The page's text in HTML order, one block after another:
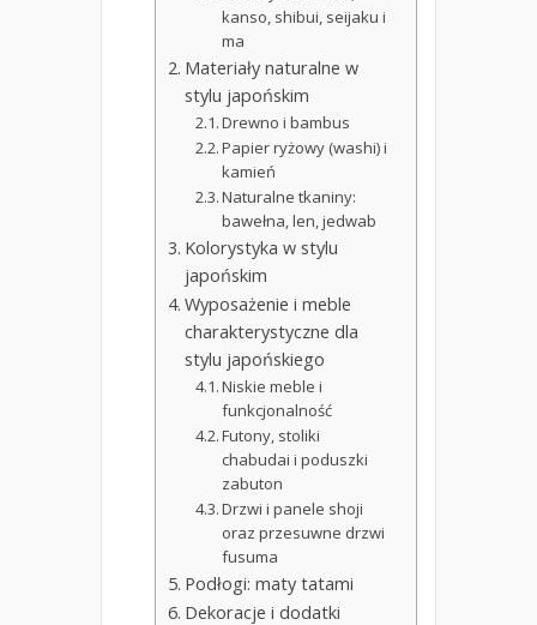
kanso, shibui, seijaku i
ma
Materiały naturalne w
stylu japońskim
Drewno i bambus
Papier ryżowy (washi) i
kamień
Naturalne tkaniny:
bawełna, len, jedwab
Kolorystyka w stylu
japońskim
Wyposażenie i meble
charakterystyczne dla
stylu japońskiego
Niskie meble i
funkcjonalność
Futony, stoliki
chabudai i poduszki
zabuton
Drzwi i panele shoji
oraz przesuwne drzwi
fusuma
Podłogi: maty tatami
Dekoracje i dodatki